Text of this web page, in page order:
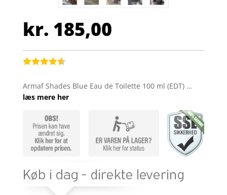
kr. 185,00
ud af 5
baseret
mmelser
Armaf Shades Blue Eau de Toilette 100 ml (EDT) …
læs mere her